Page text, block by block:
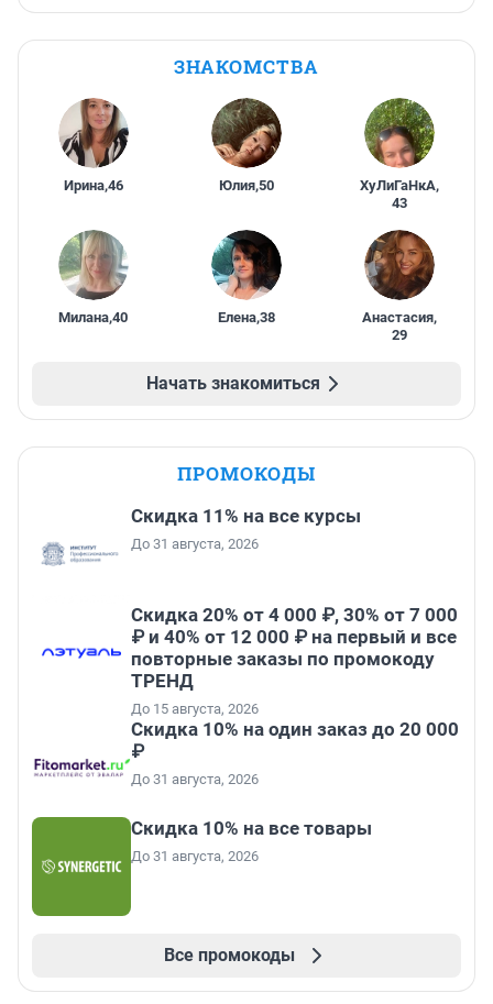
ЗНАКОМСТВА
Ирина,46 Юлия,50 ХуЛиГаНкА,
43
Милана,40 Елена,38 Анастасия,
29
Начать знакомиться
ПРОМОКОДЫ
Скидка 11% на все курсы
До 31 августа, 2026
Скидка 20% от 4 000 ₽, 30% от 7 000
₽ и 40% от 12 000 ₽ на первый и все
повторные заказы по промокоду
ТРЕНД
До 15 августа, 2026
Скидка 10% на один заказ до 20 000
₽
До 31 августа, 2026
Скидка 10% на все товары
До 31 августа, 2026
Все промокоды